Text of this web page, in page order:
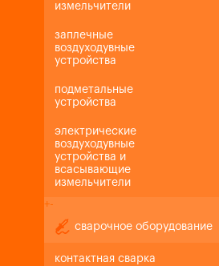
измельчители
заплечные
воздуходувные
устройства
подметальные
устройства
электрические
воздуходувные
устройства и
всасывающие
измельчители
+-
сварочное оборудование
контактная сварка